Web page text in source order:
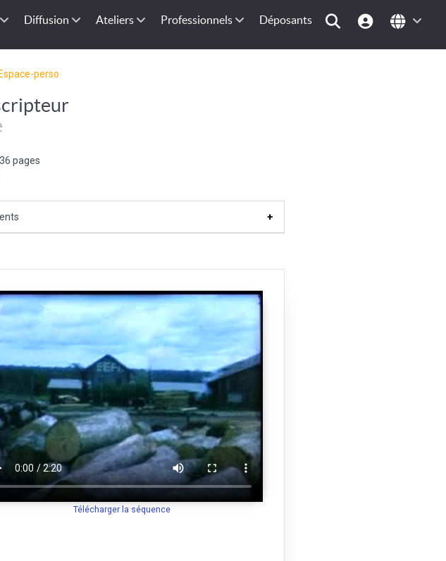
Diffusion Ateliers Professionnels Déposants
perso
pages
Télécharger la séquence